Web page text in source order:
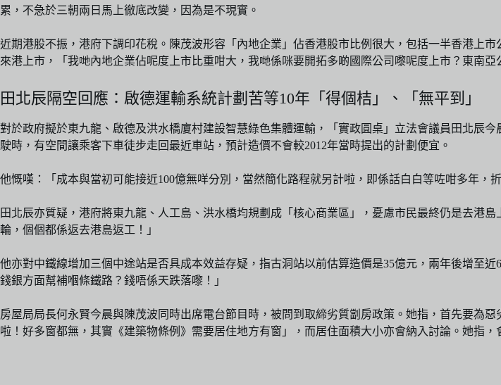
累，不急於三朝兩日馬上徹底改變，因為是不現實。
近期港股不振，港府下調印花稅。陳茂波形容「內地企業」佔香港股市比例很大，包括一半香港上
來港上市，「我哋內地企業佔呢度上市比重咁大，我哋係咪要開拓多啲國際公司嚟呢度上市？東南亞
田北辰隔空回應：啟德運輸系統計劃苦等10年「得個桔」、「無平到」
對於政府擬於東九龍、啟德及洪水橋廈村建設智慧綠色集體運輸，「實政圓桌」立法會議員田北辰
駛時，有空間讓乘客下車徒步走回最近車站，預計造價不會較2012年當時提出的計劃便宜。
他慨嘆：「成本與當初可能接近100億無咩分別，當然簡化路程就另計啦，即係話白白等咗咁多年
田北辰亦質疑，港府將東九龍、人工島、洪水橋均規劃成「核心商業區」，憂慮市民最終仍是去港
輪，個個都係返去港島返工！」
他亦對中鐵線增加三個中途站是否具成本效益存疑，指古洞站以前估算造價是35億元，兩年後增至
錢銀方面幫補嗰條鐵路？錢唔係天跌落嚟！」
房屋局局長何永賢今晨與陳茂波同時出席電台節目時，被問到取締劣質劏房政策。她指，首先要為
啦！好多窗都無，其實《建築物條例》需要居住地方有窗」，而居住面積大小亦會納入討論。她指